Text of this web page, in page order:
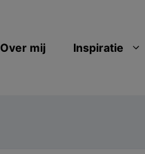
Over mij Inspiratie